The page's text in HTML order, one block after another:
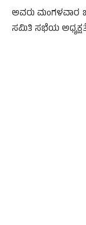
ಅವರು ಮಂಗಳವಾರ
ಸಮಿತಿ ಸಭೆಯ